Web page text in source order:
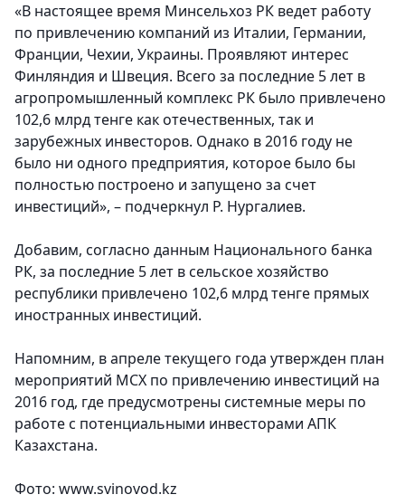
«В настоящее время Минсельхоз РК ведет работу
по привлечению компаний из Италии, Германии,
Франции, Чехии, Украины. Проявляют интерес
Финляндия и Швеция. Всего за последние 5 лет в
агропромышленный комплекс РК было привлечено
102,6 млрд тенге как отечественных, так и
зарубежных инвесторов. Однако в 2016 году не
было ни одного предприятия, которое было бы
полностью построено и запущено за счет
инвестиций», – подчеркнул Р. Нургалиев.
Добавим, согласно данным Национального банка
РК, за последние 5 лет в сельское хозяйство
республики привлечено 102,6 млрд тенге прямых
иностранных инвестиций.
Напомним, в апреле текущего года утвержден план
мероприятий МСХ по привлечению инвестиций на
2016 год, где предусмотрены системные меры по
работе с потенциальными инвесторами АПК
Казахстана.
Фото: www.svinovod.kz